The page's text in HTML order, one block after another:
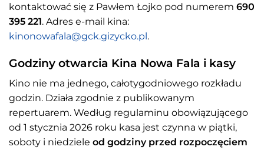
kontaktować się z Pawłem Łojko pod numerem 690
395 221. Adres e-mail kina:
kinonowafala@gck.gizycko.pl .
Godziny otwarcia Kina Nowa Fala i kasy
Kino nie ma jednego, całotygodniowego rozkładu
godzin. Działa zgodnie z publikowanym
repertuarem. Według regulaminu obowiązującego
od 1 stycznia 2026 roku kasa jest czynna w piątki,
soboty i niedziele od godziny przed rozpoczęciem